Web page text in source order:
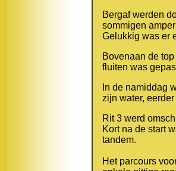
Bergaf werden
sommigen
Gelukkig was er
Bovenaan de
fluiten was
In de namiddag
zijn water,
Rit 3 werd
Kort na de start
tandem.
Het parcours